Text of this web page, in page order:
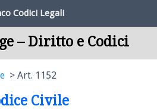
Codici Legali
– Diritto e Codici
Art. 1152
Civile